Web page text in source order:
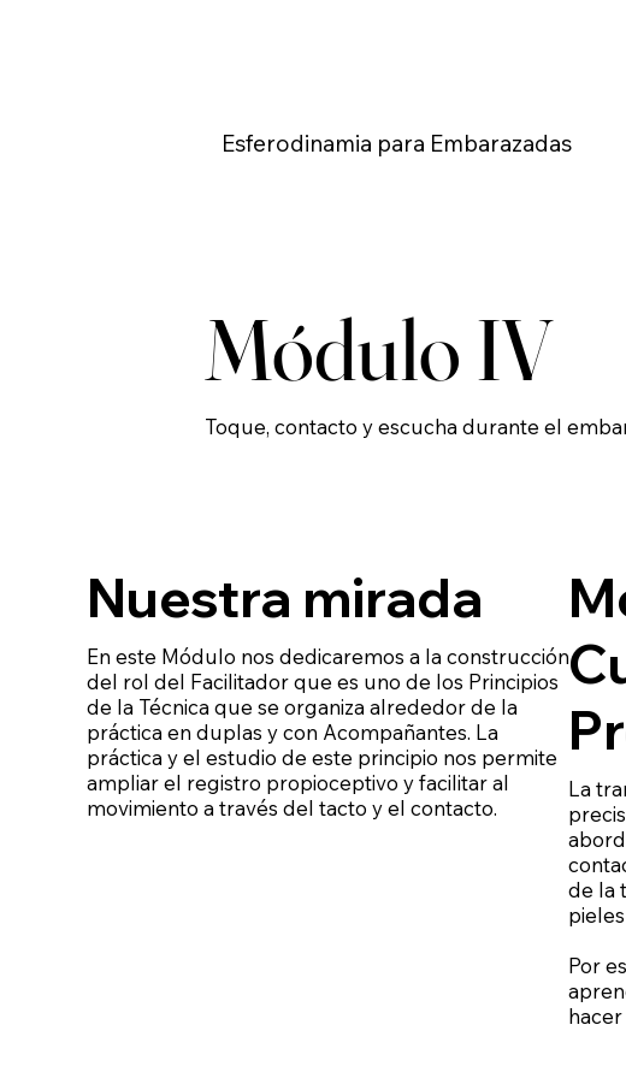
Esferodinamia para Embarazadas
Módulo IV
Toque, contacto y escucha durante el
Nuestra mirada
En este Módulo nos dedicaremos a la construcción
del rol del Facilitador que es uno de los Principios
de la Técnica que se organiza alrededor de la
práctica en duplas y con Acompañantes. La
práctica y el estudio de este principio nos permite
ampliar el registro propioceptivo y facilitar al
movimiento a través del tacto y el contacto.
La
de la
Por